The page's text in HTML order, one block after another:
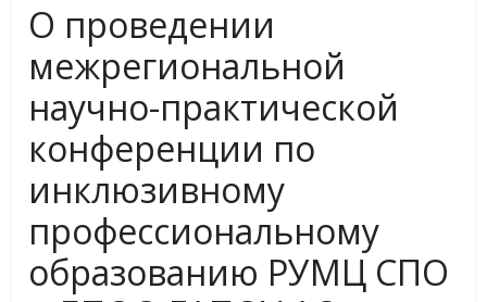
О проведении
межрегиональной
научно-практической
конференции по
инклюзивному
профессиональному
образованию РУМЦ СПО